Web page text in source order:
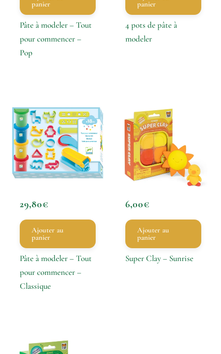
panier
Pâte à modeler – Tout
pour commencer –
Pop
panier
4 pots de pâte à
modeler
29,80€
Ajouter au
panier
Pâte à modeler – Tout
pour commencer –
Classique
6,00€
Ajouter au
panier
Super Clay – Sunrise